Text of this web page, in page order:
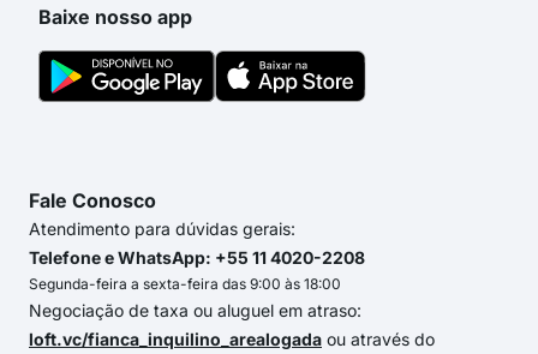
Baixe nosso app
Fale Conosco
Atendimento para dúvidas gerais:
Telefone e WhatsApp: +55 11 4020-2208
Segunda-feira a sexta-feira das 9:00 às 18:00
Negociação de taxa ou aluguel em atraso:
loft.vc/fianca_inquilino_arealogada ou através do